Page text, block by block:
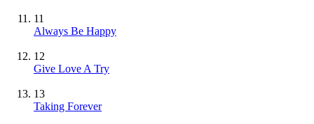
11
Always Be Happy
12
Give Love A Try
13
Taking Forever